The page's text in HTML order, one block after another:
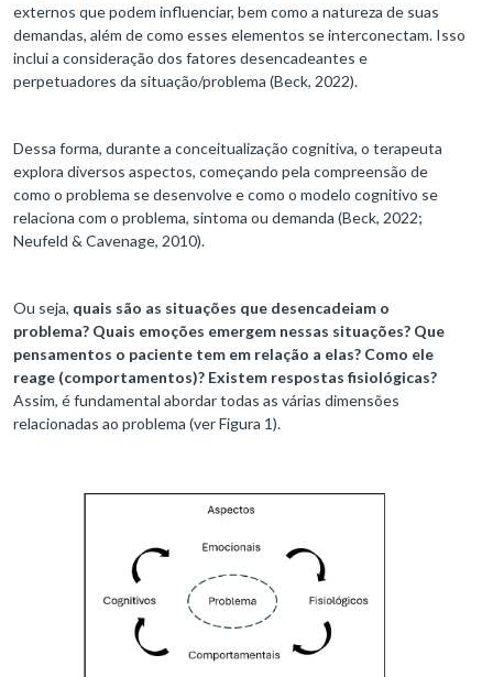
externos que podem influenciar, bem como a natureza de suas
demandas, além de como esses elementos se interconectam. Isso
inclui a consideração dos fatores desencadeantes e
perpetuadores da situação/problema (Beck, 2022).
Dessa forma, durante a conceitualização cognitiva, o terapeuta
explora diversos aspectos, começando pela compreensão de
como o problema se desenvolve e como o modelo cognitivo se
relaciona com o problema, sintoma ou demanda (Beck, 2022;
Neufeld & Cavenage, 2010).
Ou seja, quais são as situações que desencadeiam o
problema? Quais emoções emergem nessas situações? Que
pensamentos o paciente tem em relação a elas? Como ele
reage (comportamentos)? Existem respostas fisiológicas?
Assim, é fundamental abordar todas as várias dimensões
relacionadas ao problema (ver Figura 1).